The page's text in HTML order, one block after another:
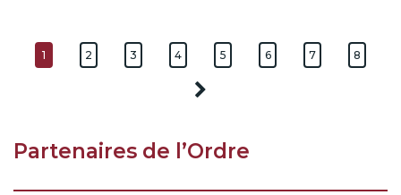
1 2 3 4 5 6 7 8
Partenaires de l’Ordre